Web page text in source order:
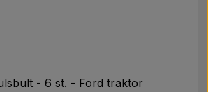
- 6 st. - Ford traktor